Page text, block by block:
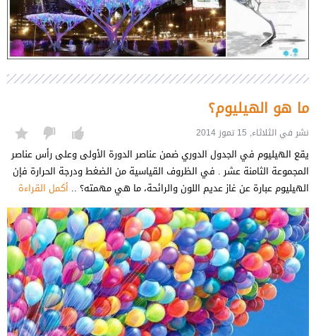
ما هو الهيليوم؟
نشر في الثلاثاء, 15 تموز 2014
ﻳﻘﻊ ﺍﻟﻬﻴﻠﻴﻮﻡ ﻓﻲ ﺍﻟﺠﺪﻭﻝ ﺍﻟﺪﻭﺭﻱ ﺿﻤﻦ ﻋﻨﺎﺻﺮ ﺍﻟﺪﻭﺭﺓ ﺍﻷﻭﻟﻰ ﻭﻋﻠﻰ ﺭﺃﺱ ﻋﻨﺎﺻﺮ
ﺍﻟﻤﺠﻤﻮﻋﺔ ﺍﻟﺜﺎﻣﻨﺔ ﻋﺸﺮ . ﻓﻲ ﺍﻟﻈﺮﻭﻑ ﺍﻟﻘﻴﺎﺳﻴﺔ ﻣﻦ ﺍﻟﻀﻐﻂ ﻭﺩﺭﺟﺔ ﺍﻟﺤﺮﺍﺭﺓ ﻓﺈﻥ
ﺍﻟﻬﻴﻠﻴﻮﻡ ﻋﺒﺎﺭﺓ ﻋﻦ ﻏﺎﺯ ﻋﺪﻳﻢ ﺍﻟﻠﻮﻥ ﻭﺍﻟﺮﺍﺋﺤﺔ، ما هي مهمته؟ .. أكمل القراءة